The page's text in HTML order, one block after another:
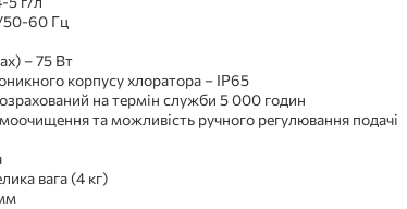
50-60 Гц
– 75 Вт
корпусу хлоратора – IP65
на термін служби 5 000 годин
та можливість ручного регулювання подачі
вага (4 кг)